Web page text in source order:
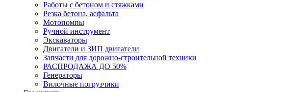
Работы с бетоном и стяжками
Резка бетона, асфальта
Мотопомпы
Ручной инструмент
Экскаваторы
Двигатели и ЗИП двигатели
Запчасти для дорожно-строительной техники
РАСПРОДАЖА ДО 50%
Генераторы
Вилочные погрузчики